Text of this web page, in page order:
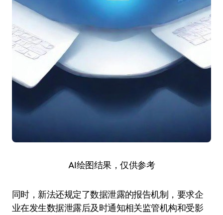
AI绘图结果，仅供参考
同时，新法还规定了数据泄露的报告机制，要求企
业在发生数据泄露后及时通知相关监管机构和受影